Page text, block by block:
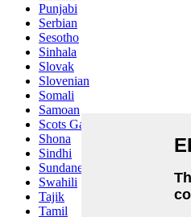
Punjabi
Serbian
Sesotho
Sinhala
Slovak
Slovenian
Somali
Samoan
Scots Gaelic
Shona
Sindhi
Sundanese
Swahili
Tajik
Tamil